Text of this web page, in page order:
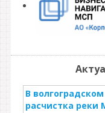
В
расчистка